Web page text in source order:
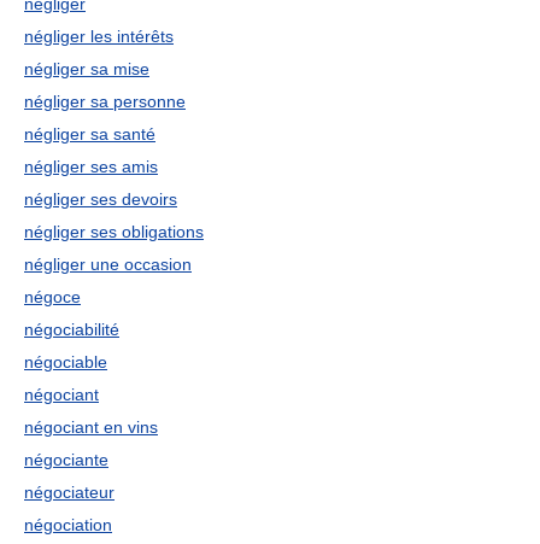
négliger les intérêts
négliger sa mise
négliger sa personne
négliger sa santé
négliger ses amis
négliger ses devoirs
négliger ses obligations
négliger une occasion
négoce
négociabilité
négociable
négociant
négociant en vins
négociante
négociateur
négociation